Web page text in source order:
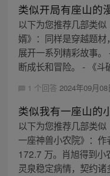
类似开局有座山的
以下为您推荐几部类
婿》：同样是穿越题
展开一系列精彩故事
断成长和冒险。 - 《斗
1 个回答 2024年09月
类似我有一座山的
以下为您推荐几部类
一座神兽小农院》：
172.7 万。肖旭得到小
灵泉稳定病情，契约